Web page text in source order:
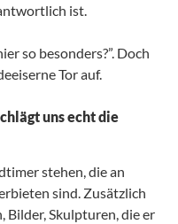
ist.
so besonders?”. Doch
Tor auf.
uns echt die
stehen, die an
sind. Zusätzlich
Bilder, Skulpturen, die er